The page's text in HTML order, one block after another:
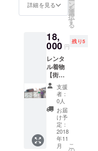
心の弱
さやズ
が暴れ
たり、
嫉んだ
りしま
わぬよ
う、鬼
を励ま
し、静
め、笑
う鬼が
心に増
えるこ
とを願
い発信
季の
趣、茶
える梅
寿軒の
和菓子
春夏秋
冬それ
ぞれの
「材
に」贅
を尽く
し、時
間をか
けて
じっく
り調整
にある
売店
「おに
のオー
ナー
兼、お
に画作
家とし
て活躍
中。 辛
く、厳
しかっ
た半生
の経験
す。 着
常的な
空間で
すよ。
そして
プロに
よる
フォト
スポッ
トでの
ロケー
ション
撮影
デー
ターも
さんの
『あか
鬼本』
り鬼』
＋梅寿
軒の最
中＆わ
かめ餅
沢山の
心が癒
されて
ゆく
メッ
セージ
が書か
れてあ
りま
す。
詳細を見る ン
を
選
択
す
る
18,
000 円
残り5
レンタ
ル着物
【街
着】＋
着付け
＋ヘアP
メイク
＋ロ
ケー
ション
撮影 可
愛い街
支援
者：
0人
お届
け予
定：
2018
年11
月
こ